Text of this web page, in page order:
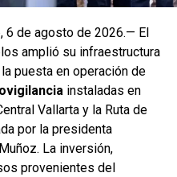
6 de agosto de 2026.— El
amplió su infraestructura
puesta en operación de
instaladas en
Vallarta y la Ruta de
por la presidenta
La inversión,
provenientes del